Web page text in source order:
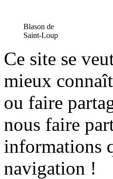
Blason de
Saint-Loup
Ce site se
mieux
ou faire
nous faire
informations
navigation !